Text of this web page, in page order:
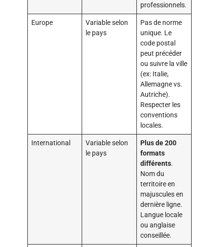
professionnels.
Europe
Variable selon
le pays
Pas de norme
unique. Le
code postal
peut précéder
ou suivre la ville
(ex: Italie,
Allemagne vs.
Autriche).
Respecter les
conventions
locales.
International
Variable selon
le pays
Plus de 200
formats
différents.
Nom du
territoire en
majuscules en
dernière ligne.
Langue locale
ou anglaise
conseillée.